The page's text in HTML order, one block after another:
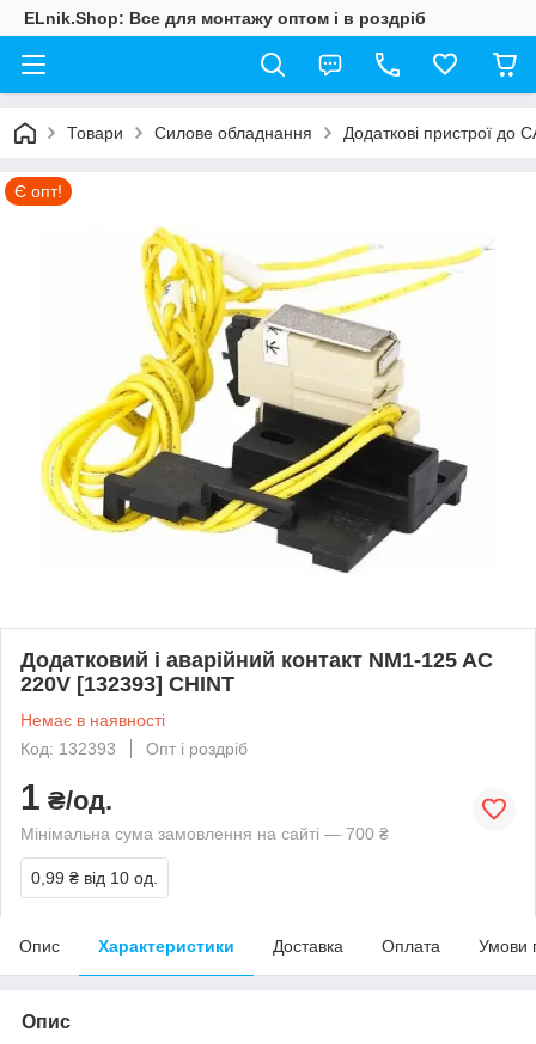
ELnik.Shop: Все для монтажу оптом і в роздріб
Товари Силове обладнання Додаткові пристрої до
Є опт!
Додатковий і аварійний контакт NM1-125 AC
220V [132393] CHINT
Немає в наявності
Код: 132393
Опт і роздріб
1 ₴/од.
Мінімальна сума замовлення на сайті — 700 ₴
0,99 ₴ від 10 од.
Опис Характеристики Доставка Оплата Умови
Опис